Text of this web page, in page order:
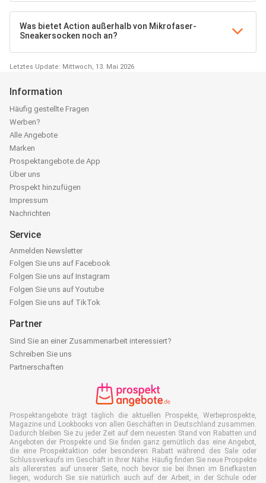
Was bietet Action außerhalb von Mikrofaser-
Sneakersocken noch an?
Letztes Update: Mittwoch, 13. Mai 2026
Information
Häufig gestellte Fragen
Werben?
Alle Angebote
Marken
Prospektangebote.de App
Über uns
Prospekt hinzufügen
Impressum
Nachrichten
Service
Anmelden Newsletter
Folgen Sie uns auf Facebook
Folgen Sie uns auf Instagram
Folgen Sie uns auf Youtube
Folgen Sie uns auf TikTok
Partner
Sind Sie an einer Zusammenarbeit interessiert?
Schreiben Sie uns
Partnerschaften
Prospektangebote trägt täglich die aktuellen Prospekte, Werbeprospekte,
Magazine und Lookbooks von allen Geschäften in Deutschland zusammen.
Dadurch bleiben Sie zu jeder Zeit auf dem neuesten Stand von Rabatten und
Angeboten der Prospekte und Sie finden ganz gemütlich das eine Angebot,
die eine Prospektaktion oder besonderen Rabatt während des Sale oder
Schlussverkaufs im Geschäft in Ihrer Nähe. Häufig finden Sie neue Prospekte
als allererstes auf unserer Seite, noch bevor sie bei Ihnen im Briefkasten
liegen, wodurch Sie sie natürlich auch auf der Arbeit, in der Schule oder